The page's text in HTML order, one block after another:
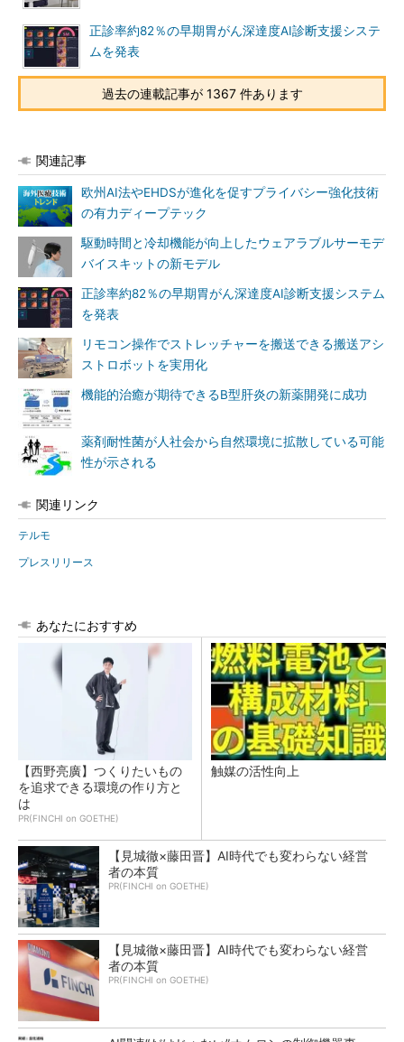
正診率約82％の早期胃がん深達度AI診断支援システ
ムを発表
過去の連載記事が 1367 件あります
関連記事
欧州AI法やEHDSが進化を促すプライバシー強化技術
の有力ディープテック
駆動時間と冷却機能が向上したウェアラブルサーモデ
バイスキットの新モデル
正診率約82％の早期胃がん深達度AI診断支援システム
を発表
リモコン操作でストレッチャーを搬送できる搬送アシ
ストロボットを実用化
機能的治癒が期待できるB型肝炎の新薬開発に成功
薬剤耐性菌が人社会から自然環境に拡散している可能
性が示される
関連リンク
テルモ
プレスリリース
あなたにおすすめ
【西野亮廣】つくりたいもの
を追求できる環境の作り方と
は
PR(FINCHI on GOETHE)
触媒の活性向上
【見城徹×藤田晋】AI時代でも変わらない経営
者の本質
PR(FINCHI on GOETHE)
【見城徹×藤田晋】AI時代でも変わらない経営
者の本質
PR(FINCHI on GOETHE)